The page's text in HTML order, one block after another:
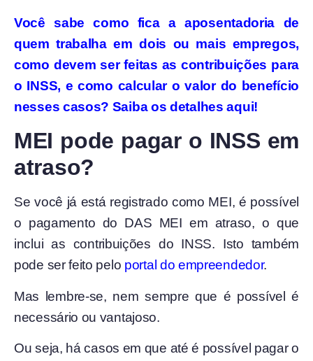
Você sabe como fica a aposentadoria de
quem trabalha em dois ou mais empregos,
como devem ser feitas as contribuições para
o INSS, e como calcular o valor do benefício
nesses casos? Saiba os detalhes aqui!
MEI pode pagar o INSS em
atraso?
Se você já está registrado como MEI, é possível
o pagamento do DAS MEI em atraso, o que
inclui as contribuições do INSS. Isto também
pode ser feito pelo portal do empreendedor.
Mas lembre-se, nem sempre que é possível é
necessário ou vantajoso.
Ou seja, há casos em que até é possível pagar o